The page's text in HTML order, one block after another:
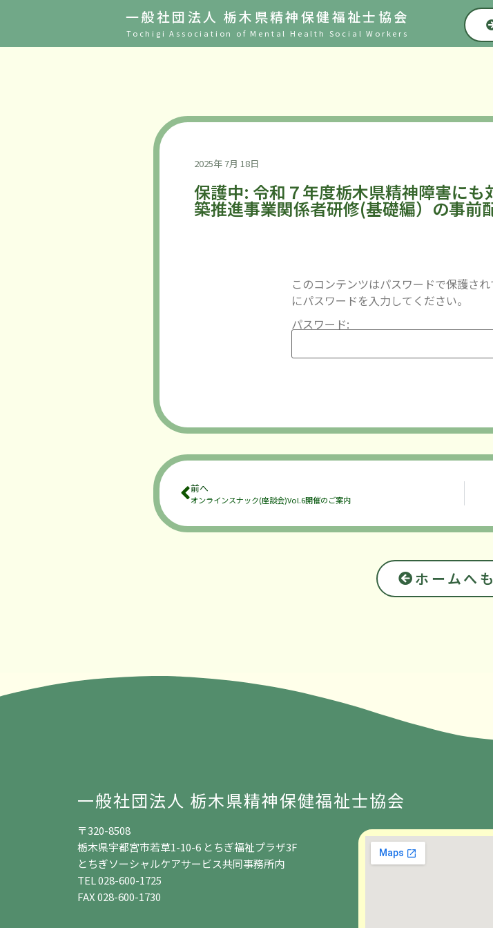
一般社団法人 栃木県精神保健福祉士協会
Tochigi Association of Mental Health Social Workers
2025年 7月 18日
保護中: 令和７年度栃木県精神障害に
築推進事業関係者研修(基礎編）の事
このコンテンツはパスワードで保護さ
にパスワードを入力してください。
パスワード:
前へ
オンラインスナック(座談会)Vol.6開催のご案内
ホームへ
一般社団法人 栃木県精神保健福祉士協会
〒320-8508
栃木県宇都宮市若草1-10-6 とちぎ福祉プラザ3F
とちぎソーシャルケアサービス共同事務所内
TEL 028-600-1725
FAX 028-600-1730